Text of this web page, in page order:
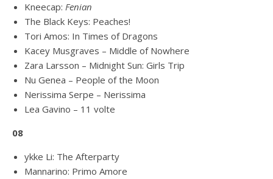
Kneecap: Fenian
The Black Keys: Peaches!
Tori Amos: In Times of Dragons
Kacey Musgraves – Middle of Nowhere
Zara Larsson – Midnight Sun: Girls Trip
Nu Genea – People of the Moon
Nerissima Serpe – Nerissima
Lea Gavino – 11 volte
08
ykke Li: The Afterparty
Mannarino: Primo Amore